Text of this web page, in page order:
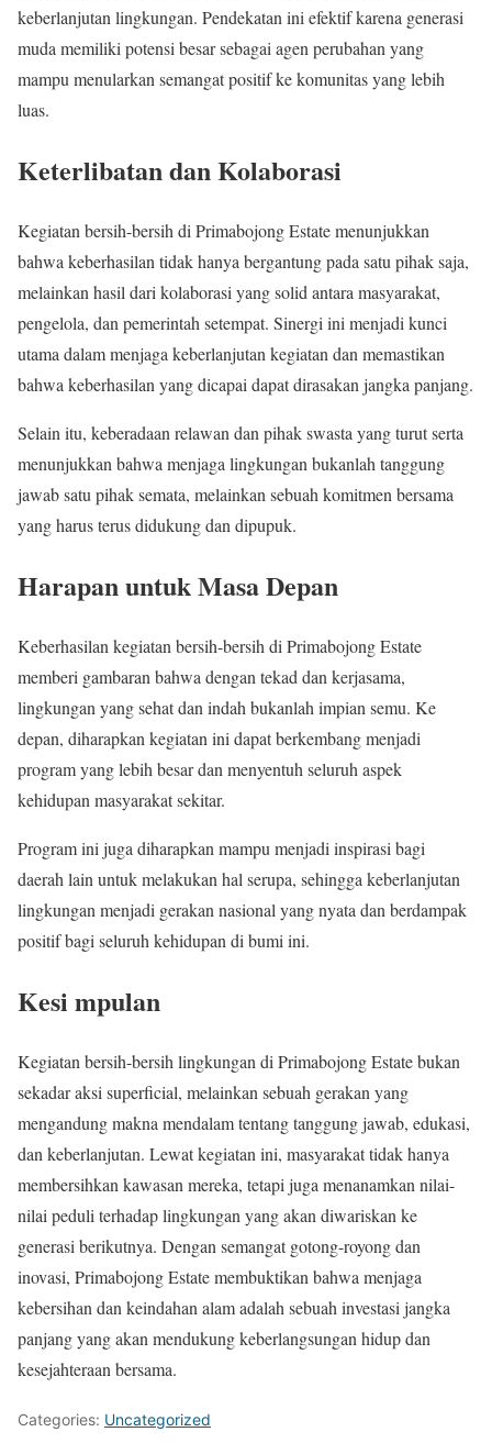
keberlanjutan lingkungan. Pendekatan ini efektif karena generasi
muda memiliki potensi besar sebagai agen perubahan yang
mampu menularkan semangat positif ke komunitas yang lebih
luas.
Keterlibatan dan Kolaborasi
Kegiatan bersih-bersih di Primabojong Estate menunjukkan
bahwa keberhasilan tidak hanya bergantung pada satu pihak saja,
melainkan hasil dari kolaborasi yang solid antara masyarakat,
pengelola, dan pemerintah setempat. Sinergi ini menjadi kunci
utama dalam menjaga keberlanjutan kegiatan dan memastikan
bahwa keberhasilan yang dicapai dapat dirasakan jangka panjang.
Selain itu, keberadaan relawan dan pihak swasta yang turut serta
menunjukkan bahwa menjaga lingkungan bukanlah tanggung
jawab satu pihak semata, melainkan sebuah komitmen bersama
yang harus terus didukung dan dipupuk.
Harapan untuk Masa Depan
Keberhasilan kegiatan bersih-bersih di Primabojong Estate
memberi gambaran bahwa dengan tekad dan kerjasama,
lingkungan yang sehat dan indah bukanlah impian semu. Ke
depan, diharapkan kegiatan ini dapat berkembang menjadi
program yang lebih besar dan menyentuh seluruh aspek
kehidupan masyarakat sekitar.
Program ini juga diharapkan mampu menjadi inspirasi bagi
daerah lain untuk melakukan hal serupa, sehingga keberlanjutan
lingkungan menjadi gerakan nasional yang nyata dan berdampak
positif bagi seluruh kehidupan di bumi ini.
Kesi mpulan
Kegiatan bersih-bersih lingkungan di Primabojong Estate bukan
sekadar aksi superficial, melainkan sebuah gerakan yang
mengandung makna mendalam tentang tanggung jawab, edukasi,
dan keberlanjutan. Lewat kegiatan ini, masyarakat tidak hanya
membersihkan kawasan mereka, tetapi juga menanamkan nilai-
nilai peduli terhadap lingkungan yang akan diwariskan ke
generasi berikutnya. Dengan semangat gotong-royong dan
inovasi, Primabojong Estate membuktikan bahwa menjaga
kebersihan dan keindahan alam adalah sebuah investasi jangka
panjang yang akan mendukung keberlangsungan hidup dan
kesejahteraan bersama.
Categories: Uncategorized